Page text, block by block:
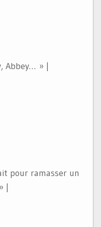
Abbey… » |
pour ramasser un
|